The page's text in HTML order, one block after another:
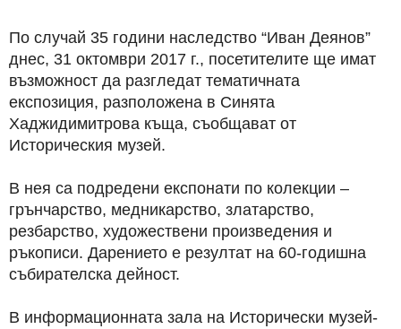
По случай 35 години наследство “Иван Деянов”
днес, 31 октомври 2017 г., посетителите ще имат
възможност да разгледат тематичната
експозиция, разположена в Синята
Хаджидимитрова къща, съобщават от
Историческия музей.
В нея са подредени експонати по колекции –
грънчарство, медникарство, златарство,
резбарство, художествени произведения и
ръкописи. Дарението е резултат на 60-годишна
събирателска дейност.
В информационната зала на Исторически музей-